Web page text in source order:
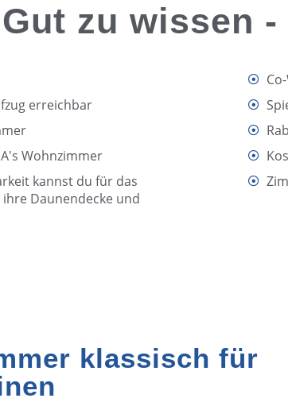
Gut zu wissen
erreichbar
Wohnzimmer
kannst du für das
Daunendecke und
klassisch für